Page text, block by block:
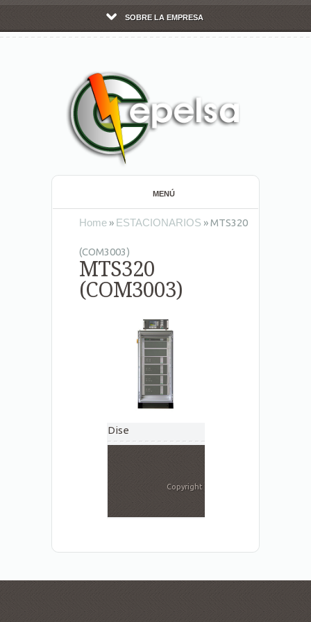
SOBRE LA EMPRESA
MENÚ
Home » ESTACIONARIOS »MTS320
(COM3003)
MTS320
(COM3003)
Dise
Copyright